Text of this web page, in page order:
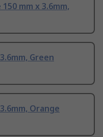
mm x 3.6mm,
Green
Orange